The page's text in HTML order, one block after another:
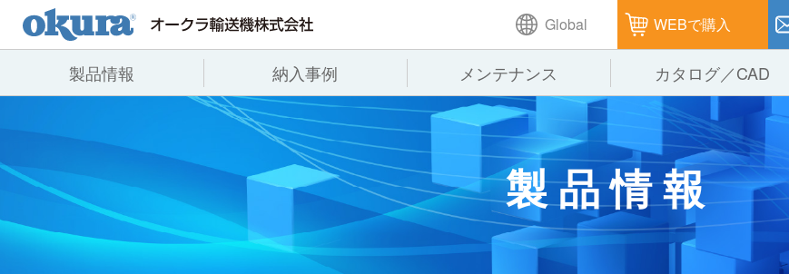
Global WEBで購入
製品情報
製品情報
コンベヤ機器
コンベヤ機器を探す
用途から探す
GTPシステム
ピッキングシステム
パレタイズ・デパレタイズシステム
納入事例
納入事例
全業種 製造
飲料 通販
メンテナンス カタログ／CAD
会社情報
代表あいさつ 企業理念
事業所一覧 オークラグループ
沿革 オークラの取組み
製品情報